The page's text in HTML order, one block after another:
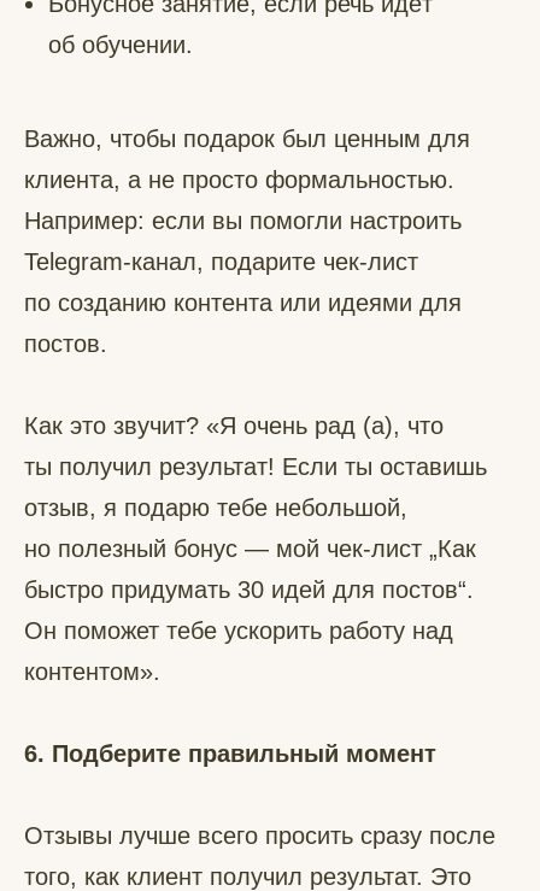
об обучении.
Важно, чтобы подарок был ценным для
клиента, а не просто формальностью.
Например: если вы помогли настроить
Telegram-канал, подарите чек-лист
по созданию контента или идеями для
постов.
Как это звучит? «Я очень рад (а), что
ты получил результат! Если ты оставишь
отзыв, я подарю тебе небольшой,
но полезный бонус — мой чек-лист „Как
быстро придумать 30 идей для постов“.
Он поможет тебе ускорить работу над
контентом».
6. Подберите правильный момент
Отзывы лучше всего просить сразу после
того, как клиент получил результат. Это